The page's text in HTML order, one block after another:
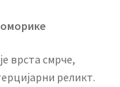
врста смрче,
реликт.